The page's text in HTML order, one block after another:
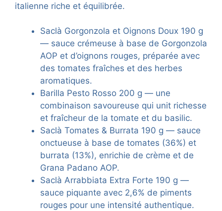
italienne riche et équilibrée.
Saclà Gorgonzola et Oignons Doux 190 g
— sauce crémeuse à base de Gorgonzola
AOP et d’oignons rouges, préparée avec
des tomates fraîches et des herbes
aromatiques.
Barilla Pesto Rosso 200 g — une
combinaison savoureuse qui unit richesse
et fraîcheur de la tomate et du basilic.
Saclà Tomates & Burrata 190 g — sauce
onctueuse à base de tomates (36%) et
burrata (13%), enrichie de crème et de
Grana Padano AOP.
Saclà Arrabbiata Extra Forte 190 g —
sauce piquante avec 2,6% de piments
rouges pour une intensité authentique.